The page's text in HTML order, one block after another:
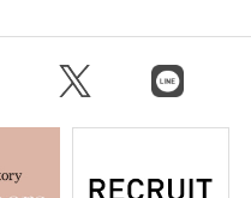
X（旧Twitter） LINE